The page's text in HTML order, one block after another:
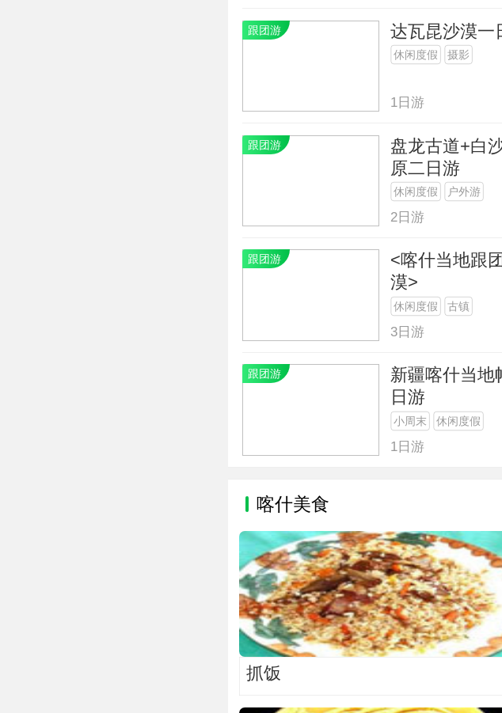
跟团游 达瓦昆沙漠一
休闲度假 摄影
1日游
跟团游
盘龙古道+白
原二日游
休闲度假 户外游
2日游
跟团游
<喀什当地跟
漠>
休闲度假 古镇
3日游
跟团游
新疆喀什当地
日游
小周末 休闲度假
1日游
喀什美食
抓饭